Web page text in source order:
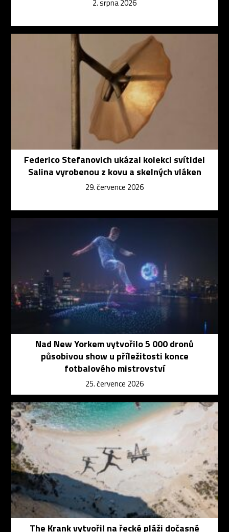
2. srpna 2026
Federico Stefanovich ukázal kolekci svítidel
Salina vyrobenou z kovu a skelných vláken
29. července 2026
Nad New Yorkem vytvořilo 5 000 dronů
působivou show u příležitosti konce
fotbalového mistrovství
25. července 2026
The Krank vytvořil na řecké pláži dočasné